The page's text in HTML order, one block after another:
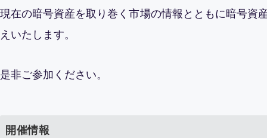
現在の暗号資産を取り巻く市場の情報とともに暗号資
えいたします。
是非ご参加ください。
開催情報